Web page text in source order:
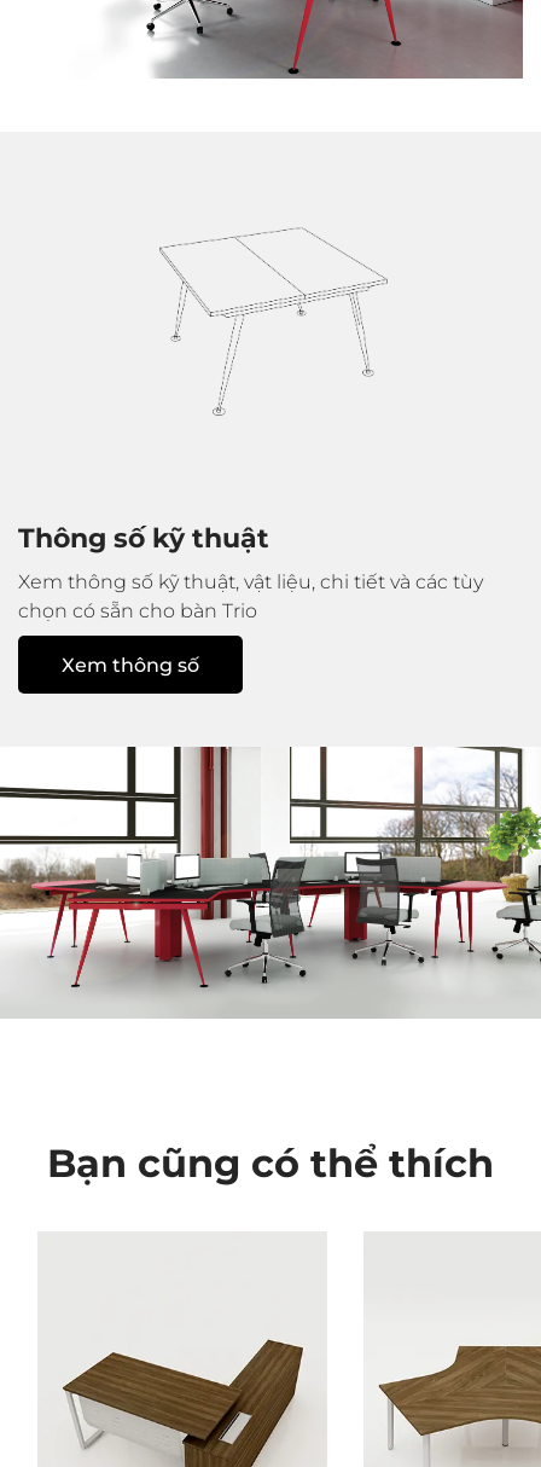
Thông số kỹ thuật
Xem thông số kỹ thuật, vật liệu, chi tiết và các tùy
chọn có sẵn cho bàn Trio
Xem thông số
Bạn cũng có thể thích